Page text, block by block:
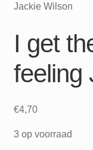
Jackie Wilson
I get
feeling
€4,70
3 op voorraad